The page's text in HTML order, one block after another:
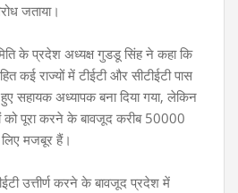
जताया।
के प्रदेश अध्यक्ष गुडडू सिंह ने कहा कि
कई राज्यों में टीईटी और सीटीईटी पास
हुए सहायक अध्यापक बना दिया गया, लेकिन
को पूरा करने के बावजूद करीब 50000
मजबूर हैं।
उत्तीर्ण करने के बावजूद प्रदेश में